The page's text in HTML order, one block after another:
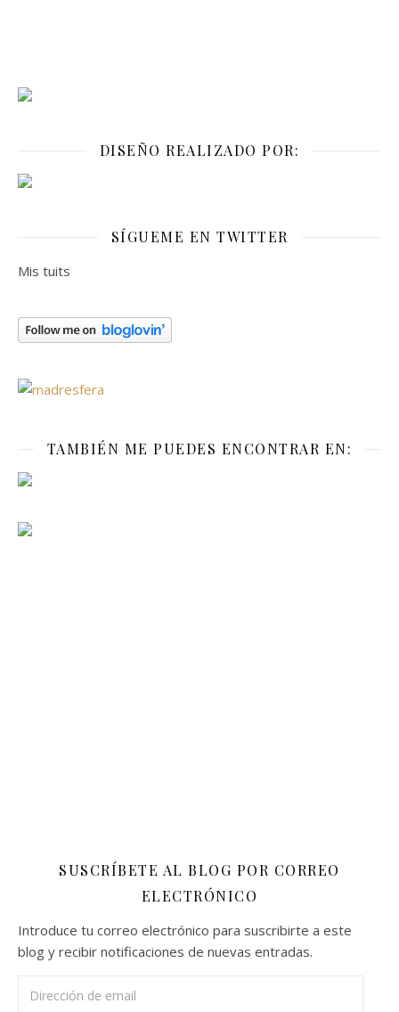
DISEÑO REALIZADO POR:
SÍGUEME EN TWITTER
Mis tuits
TAMBIÉN ME PUEDES ENCONTRAR EN:
SUSCRÍBETE AL BLOG POR CORREO
ELECTRÓNICO
Introduce tu correo electrónico para suscribirte a este
blog y recibir notificaciones de nuevas entradas.